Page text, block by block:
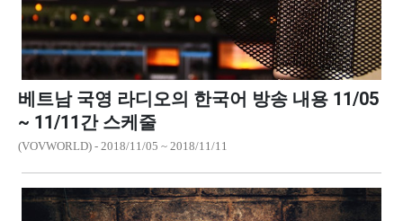
베트남 국영 라디오의 한국어 방송 내용 11/05
~ 11/11간 스케줄
(VOVWORLD) - 2018/11/05 ~ 2018/11/11